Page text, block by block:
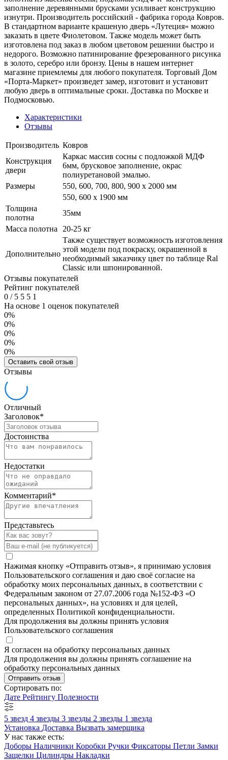
заполнение деревянными брусками усиливает конструкцию
изнутри. Производитель российский - фабрика города Ковров.
В стандартном варианте крашеную дверь «Лутеция» можно
заказать в цвете Фиолетовом. Также модель может быть
изготовлена под заказ в любом цветовом решении быстро и
недорого. Возможно патинирование фрезерованного рисунка
в золото, серебро или бронзу. Цены в нашем интернет
магазине приемлемы для любого покупателя. Торговый Дом
«Порта-Маркет» произведет замер, изготовит и установит
любую дверь в оптимальные сроки. Доставка по Москве и
Подмосковью.
Характеристики
Отзывы
Производитель Ковров
Конструкция
двери
Каркас массив сосны с подложкой МДФ
6мм, брусковое заполнение, окрас
полиуретановой эмалью.
Размеры
550, 600, 700, 800, 900 x 2000 мм
550, 600 х 1900 мм
Толщина
полотна
35мм
Масса полотна
20-25 кг
Дополнительно
Также существует возможность изготовления
этой модели под покраску, окрашенной в
необходимый заказчику цвет по таблице Ral
Classic или шпонированной.
Отзывы покупателей
Рейтинг покупателей
0 /5 5 5 1
На основе 1 оценок покупателей
0%
0%
0%
0%
0%
Оставить свой отзыв
Отзывы
Отличный
Заголовок*
Достоинства
Недостатки
Комментарий*
Представьтесь
Нажимая кнопку «Отправить отзыв», я принимаю условия
Пользовательского соглашения и даю своё согласие на
обработку моих персональных данных, в соответствии с
Федеральным законом от 27.07.2006 года №152-ФЗ «О
персональных данных», на условиях и для целей,
определенных Политикой конфиденциальности.
Для продолжения вы должны принять условия
Пользовательского соглашения
Я согласен на обработку персональных данных
Для продолжения вы должны принять соглашение на
обработку персональных данных
Отправить отзыв
Сортировать по:
Дате Рейтингу Полезности
5 звезд 4 звезды 3 звезды 2 звезды 1 звезда
Установка Доставка Вызвать замерщика
У нас также есть:
Доборы Наличники Коробки Ручки Фиксаторы Петли Замки
Защелки Цилиндры Накладки